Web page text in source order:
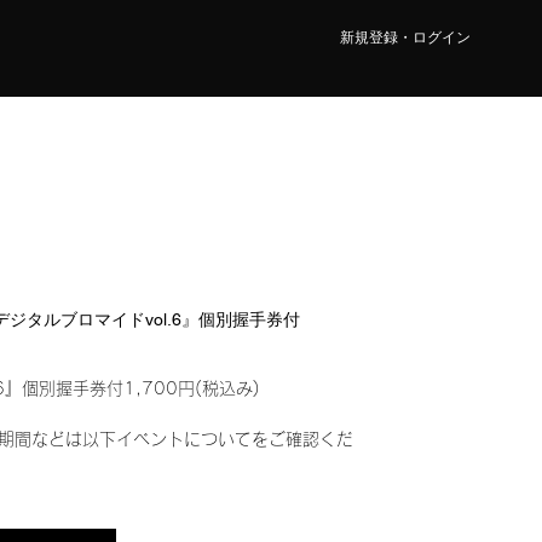
新規登録・ログイン
ジタルブロマイドvol.6』個別握手券付
』個別握手券付1,700円(税込み)
間などは以下イベントについてをご確認くだ